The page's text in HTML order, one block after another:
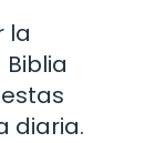
la
diaria.